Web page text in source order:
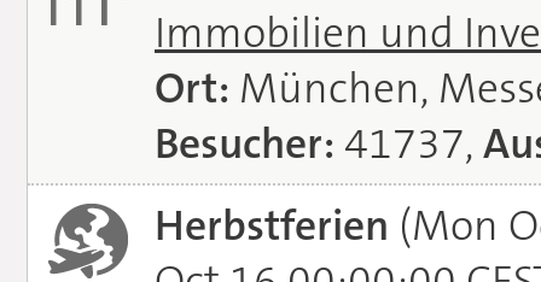
Immobilien und
Ort: München,
Besucher: 41737,
Herbstferien (Mon